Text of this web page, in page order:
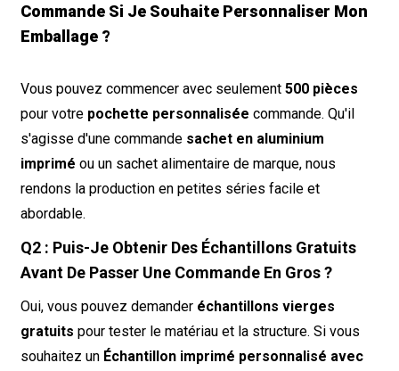
Commande Si Je Souhaite Personnaliser Mon
Emballage ?
Vous pouvez commencer avec seulement 500 pièces
pour votre pochette personnalisée commande. Qu'il
s'agisse d'une commande sachet en aluminium
imprimé ou un sachet alimentaire de marque, nous
rendons la production en petites séries facile et
abordable.
Q2 : Puis-Je Obtenir Des Échantillons Gratuits
Avant De Passer Une Commande En Gros ?
Oui, vous pouvez demander échantillons vierges
gratuits pour tester le matériau et la structure. Si vous
souhaitez un Échantillon imprimé personnalisé avec